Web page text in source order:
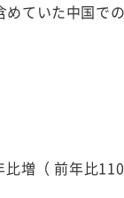
ていた中国で
増（ 前年比